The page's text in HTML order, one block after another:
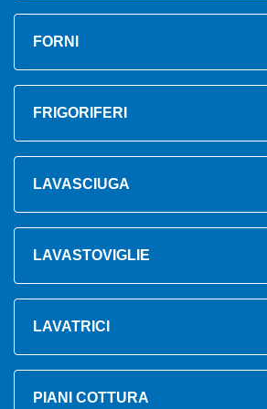
FORNI
FRIGORIFERI
LAVASCIUGA
LAVASTOVIGLIE
LAVATRICI
PIANI COTTURA